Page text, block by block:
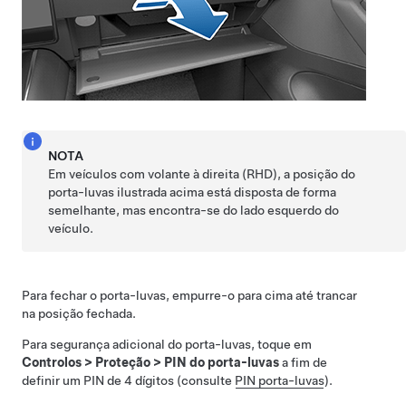
NOTA
Em veículos com volante à direita (RHD), a posição do
porta-luvas ilustrada acima está disposta de forma
semelhante, mas encontra-se do lado esquerdo do
veículo.
Para fechar o porta-luvas, empurre-o para cima até trancar
na posição fechada.
Para segurança adicional do porta-luvas, toque em
Controlos > Proteção > PIN do porta-luvasa fim de
definir um PIN de 4 dígitos (consulte PIN porta-luvas).